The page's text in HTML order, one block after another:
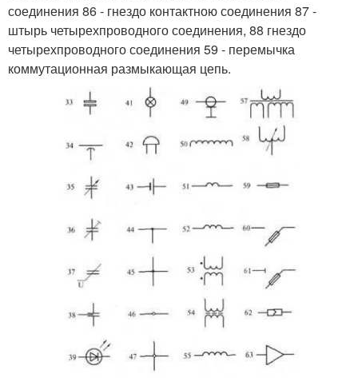
соединения 86 - гнездо контактною соединения 87 -
штырь четырехпроводного соединения, 88 гнездо
четырехпроводного соединения 59 - перемычка
коммутационная размыкающая цепь.